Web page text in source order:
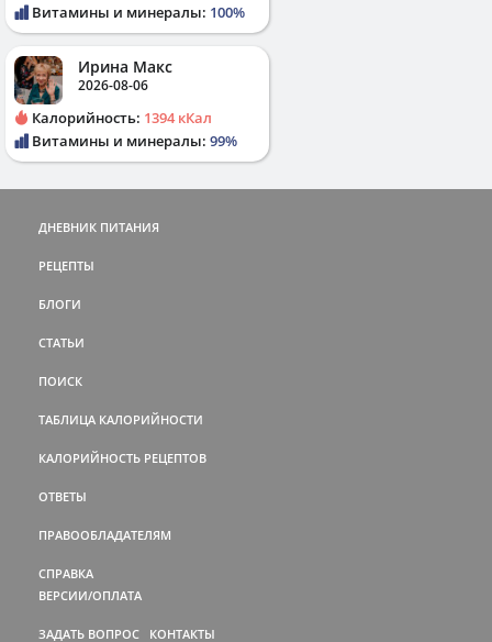
Витамины и минералы: 100%
Ирина Макс
2026-08-06
Калорийность: 1394 кКал
Витамины и минералы: 99%
ДНЕВНИК ПИТАНИЯ
РЕЦЕПТЫ
БЛОГИ
СТАТЬИ
ПОИСК
ТАБЛИЦА КАЛОРИЙНОСТИ
КАЛОРИЙНОСТЬ РЕЦЕПТОВ
ОТВЕТЫ
ПРАВООБЛАДАТЕЛЯМ
СПРАВКА
ВЕРСИИ/ОПЛАТА
ЗАДАТЬ ВОПРОС КОНТАКТЫ